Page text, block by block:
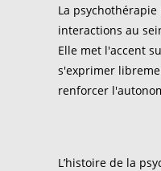
La
interactions au
Elle met l'accent
s'exprimer
renforcer
L’histoire de la